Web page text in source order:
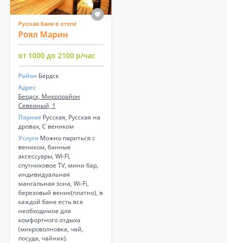
Русская баня в отеле
Роял Марин
от 1000 до 2100 р/час
Район Бердск
Адрес
Бердск, Микрорайон
Северный, 1
Парная Русская, Русская на
дровах, С веником
Услуги Можно париться с
веником, банные
аксессуары, WI-FI,
спутниковое TV, мини бар,
индивидуальная
мангальная зона, Wi-Fi,
березовый веник(платно), в
каждой бане есть все
необходимое для
комфортного отдыха
(микроволновка, чай,
посуда, чайник).